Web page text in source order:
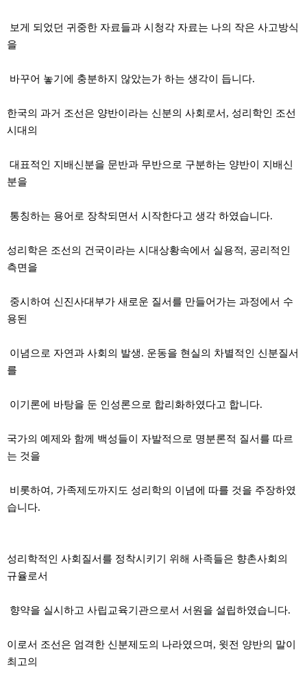
보게 되었던 귀중한 자료들과 시청각 자료는 나의 작은 사고방식
을
바꾸어 놓기에 충분하지 않았는가 하는 생각이 듭니다.
한국의 과거 조선은 양반이라는 신분의 사회로서, 성리학인 조선
시대의
대표적인 지배신분을 문반과 무반으로 구분하는 양반이 지배신
분을
통칭하는 용어로 장착되면서 시작한다고 생각 하였습니다.
성리학은 조선의 건국이라는 시대상황속에서 실용적, 공리적인
측면을
중시하여 신진사대부가 새로운 질서를 만들어가는 과정에서 수
용된
이념으로 자연과 사회의 발생. 운동을 현실의 차별적인 신분질서
를
이기론에 바탕을 둔 인성론으로 합리화하였다고 합니다.
국가의 예제와 함께 백성들이 자발적으로 명분론적 질서를 따르
는 것을
비롯하여, 가족제도까지도 성리학의 이념에 따를 것을 주장하였
습니다.
성리학적인 사회질서를 정착시키기 위해 사족들은 향촌사회의
규율로서
향약을 실시하고 사립교육기관으로서 서원을 설립하였습니다.
이로서 조선은 엄격한 신분제도의 나라였으며, 윗전 양반의 말이
최고의